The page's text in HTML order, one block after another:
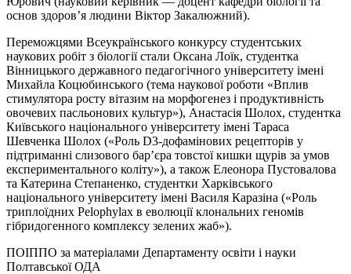
основ здоров’я людини Віктор Закалюжний).
Переможцями Всеукраїнського конкурсу студентських
наукових робіт з біології стали Оксана Лоїк, студентка
Вінницького державного педагогічного університету імені
Михайла Коцюбинського (тема наукової роботи «Вплив
стимулятора росту вітазим на морфогенез і продуктивність
овочевих пасльонових культур»), Анастасія Шолох, студентка
Київського національного університету імені Тараса
Шевченка Шолох («Роль D3-дофамінових рецепторів у
підтриманні слизового бар’єра товстої кишки щурів за умов
експериментального коліту»), а також Елеонора Пустовалова
та Катерина Степаненко, студентки Харківського
національного університету імені Василя Каразіна («Роль
триплоїдних Pelophylax в еволюції клональних геномів
гібридогенного комплексу зелених жаб»).
ПОІППО за матеріалами Департаменту освіти і науки
Полтавської ОДА